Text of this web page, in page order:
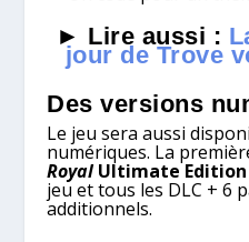
► Lire aussi :
jour de Trove
Des versions
Le jeu sera aussi
numériques. La
RoyalUltimate Edition
jeu et tous les DLC + 6
additionnels.